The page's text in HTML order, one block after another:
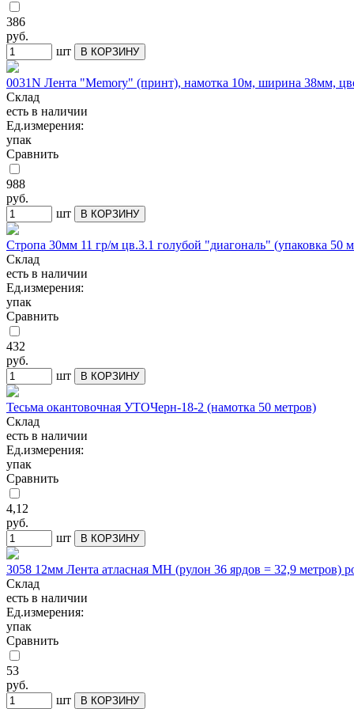
386
руб.
шт
В КОРЗИНУ
0031N Лента "Memory" (принт), намотка 10м, ширина 38мм,
Склад
есть в наличии
Ед.измерения:
упак
Сравнить
988
руб.
шт
В КОРЗИНУ
Стропа 30мм 11 гр/м цв.3.1 голубой "диагональ" (упаковка 50
Склад
есть в наличии
Ед.измерения:
упак
Сравнить
432
руб.
шт
В КОРЗИНУ
Тесьма окантовочная УТОЧерн-18-2 (намотка 50 метров)
Склад
есть в наличии
Ед.измерения:
упак
Сравнить
4,12
руб.
шт
В КОРЗИНУ
3058 12мм Лента атласная МН (рулон 36 ярдов = 32,9 метров)
Склад
есть в наличии
Ед.измерения:
упак
Сравнить
53
руб.
шт
В КОРЗИНУ